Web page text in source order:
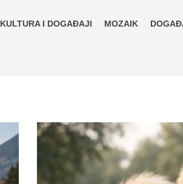
KULTURA I DOGAĐAJI MOZAIK